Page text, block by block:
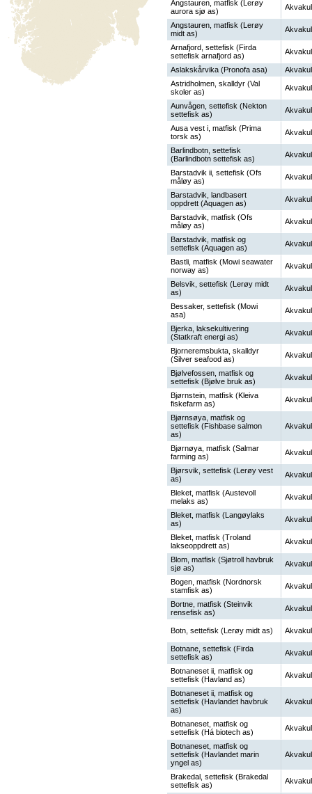
Angstauren, matfisk (Lerøy
aurora sjø as)
Angstauren, matfisk (Lerøy
midt as)
Arnafjord, settefisk (Firda
settefisk arnafjord as)
Aslakskårvika (Pronofa asa)
Astridholmen, skalldyr (Val
skoler as)
Aunvågen, settefisk (Nekton
settefisk as)
Ausa vest i, matfisk (Prima
torsk as)
Barlindbotn, settefisk
(Barlindbotn settefisk as)
Barstadvik ii, settefisk (Ofs
måløy as)
Barstadvik, landbasert
oppdrett (Aquagen as)
Barstadvik, matfisk (Ofs
måløy as)
Barstadvik, matfisk og
settefisk (Aquagen as)
Bastli, matfisk (Mowi seawater
norway as)
Belsvik, settefisk (Lerøy midt
as)
Bessaker, settefisk (Mowi
asa)
Bjerka, laksekultivering
(Statkraft energi as)
Bjorneremsbukta, skalldyr
(Silver seafood as)
Bjølvefossen, matfisk og
settefisk (Bjølve bruk as)
Bjørnstein, matfisk (Kleiva
fiskefarm as)
Bjørnsøya, matfisk og
settefisk (Fishbase salmon
as)
Bjørnøya, matfisk (Salmar
farming as)
Bjørsvik, settefisk (Lerøy vest
as)
Bleket, matfisk (Austevoll
melaks as)
Bleket, matfisk (Langøylaks
as)
Bleket, matfisk (Troland
lakseoppdrett as)
Blom, matfisk (Sjøtroll havbruk
sjø as)
Bogen, matfisk (Nordnorsk
stamfisk as)
Bortne, matfisk (Steinvik
rensefisk as)
Botn, settefisk (Lerøy midt as)
Botnane, settefisk (Firda
settefisk as)
Botnaneset ii, matfisk og
settefisk (Havland as)
Botnaneset ii, matfisk og
settefisk (Havlandet havbruk
as)
Botnaneset, matfisk og
settefisk (Há biotech as)
Botnaneset, matfisk og
settefisk (Havlandet marin
yngel as)
Brakedal, settefisk (Brakedal
settefisk as)